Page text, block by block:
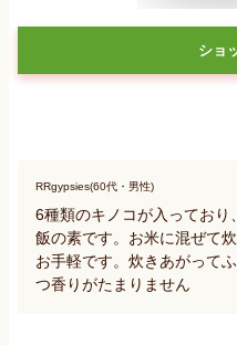
ショ
RRgypsies(60代・男性)
6種類のキノコが入ってお
飯の素です。お米に混ぜて
お手軽です。炊きあがって
つ香りがたまりません